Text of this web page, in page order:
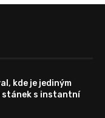
kde je jediným
stánek s instantní